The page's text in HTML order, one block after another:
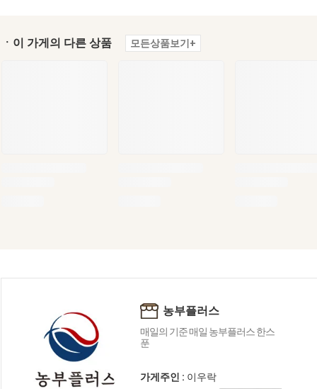
ㆍ이 가게의 다른 상품 모든상품보기+
농부플러스
매일의 기준 매일 농부플러스 한스
푼
가게주인 : 이우락